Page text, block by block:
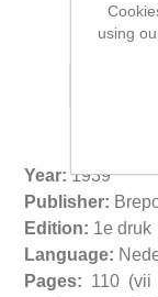
Please
Year: 1939
Publisher:
Edition: 1e druk
Language:
Pages: 110 (vii
using